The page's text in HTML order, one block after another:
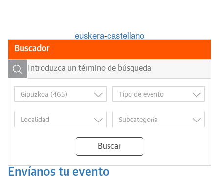
euskera-castellano
Buscador
Buscar
Envíanos tu evento